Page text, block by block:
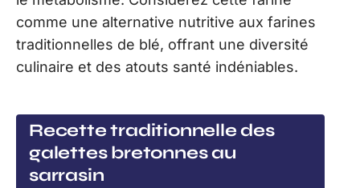
comme une alternative nutritive aux farines
traditionnelles de blé, offrant une diversité
culinaire et des atouts santé indéniables.
Recette traditionnelle des
galettes bretonnes au
sarrasin